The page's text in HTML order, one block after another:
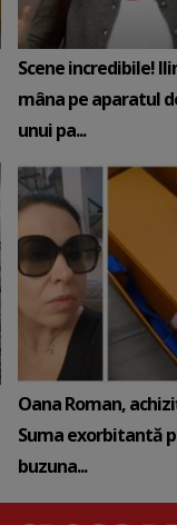
Scene incredibile!
mâna pe aparatul
unui pa...
Oana Roman,
Suma exorbitantă
buzuna...